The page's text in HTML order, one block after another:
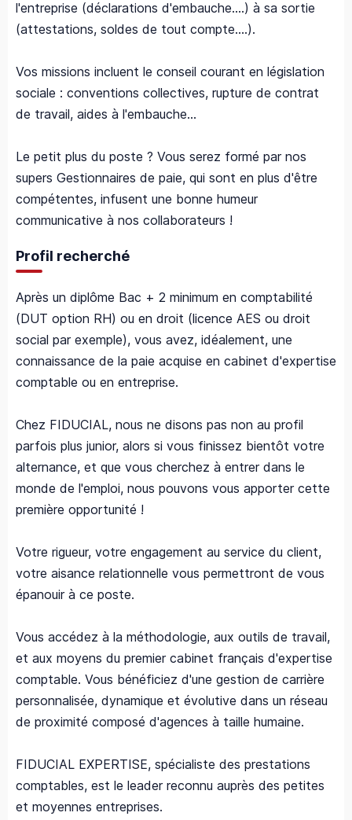
l'entreprise (déclarations d'embauche….) à sa sortie
(attestations, soldes de tout compte….).
Vos missions incluent le conseil courant en législation
sociale : conventions collectives, rupture de contrat
de travail, aides à l'embauche…
Le petit plus du poste ? Vous serez formé par nos
supers Gestionnaires de paie, qui sont en plus d'être
compétentes, infusent une bonne humeur
communicative à nos collaborateurs !
Profil recherché
Après un diplôme Bac + 2 minimum en comptabilité
(DUT option RH) ou en droit (licence AES ou droit
social par exemple), vous avez, idéalement, une
connaissance de la paie acquise en cabinet d'expertise
comptable ou en entreprise.
Chez FIDUCIAL, nous ne disons pas non au profil
parfois plus junior, alors si vous finissez bientôt votre
alternance, et que vous cherchez à entrer dans le
monde de l'emploi, nous pouvons vous apporter cette
première opportunité !
Votre rigueur, votre engagement au service du client,
votre aisance relationnelle vous permettront de vous
épanouir à ce poste.
Vous accédez à la méthodologie, aux outils de travail,
et aux moyens du premier cabinet français d'expertise
comptable. Vous bénéficiez d'une gestion de carrière
personnalisée, dynamique et évolutive dans un réseau
de proximité composé d'agences à taille humaine.
FIDUCIAL EXPERTISE, spécialiste des prestations
comptables, est le leader reconnu auprès des petites
et moyennes entreprises.